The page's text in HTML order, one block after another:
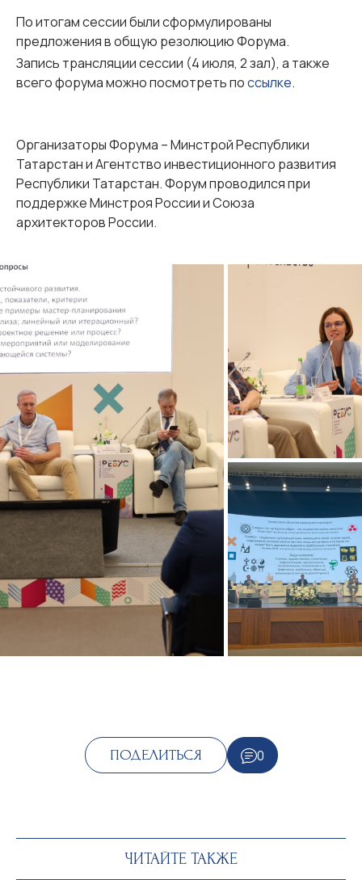
По итогам сессии были сформулированы
предложения в общую резолюцию Форума.
Запись трансляции сессии (4 июля, 2 зал), а также
всего форума можно посмотреть поссылке.
Организаторы Форума – Минстрой Республики
Татарстан и Агентство инвестиционного развития
Республики Татарстан. Форум проводился при
поддержке Минстроя России и Союза
архитекторов России.
ПОДЕЛИТЬСЯ 0
ЧИТАЙТЕ ТАКЖЕ